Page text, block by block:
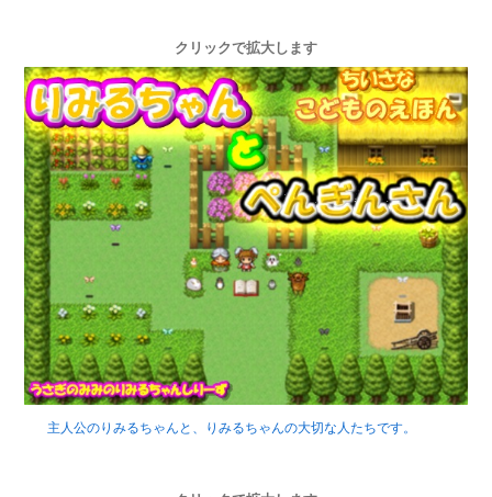
クリックで拡大します
主人公のりみるちゃんと、りみるちゃんの大切な人たちです。